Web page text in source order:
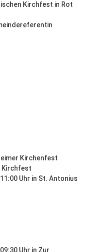
Kirchfest in Rot
Kirchenfest
Kirchfest
Uhr in St. Antonius
Uhr in Zur